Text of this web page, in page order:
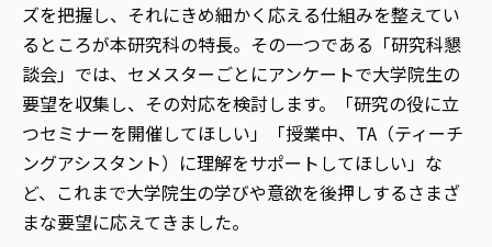
ズを把握し、それにきめ細かく応える仕組みを整えてい
るところが本研究科の特長。その一つである「研究科懇
談会」では、セメスターごとにアンケートで大学院生の
要望を収集し、その対応を検討します。「研究の役に立
つセミナーを開催してほしい」「授業中、TA（ティーチ
ングアシスタント）に理解をサポートしてほしい」な
ど、これまで大学院生の学びや意欲を後押しするさまざ
まな要望に応えてきました。